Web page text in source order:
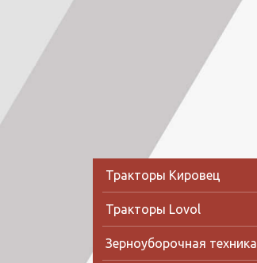
Тракторы Кировец
Тракторы Lovol
Зерноуборочная техника